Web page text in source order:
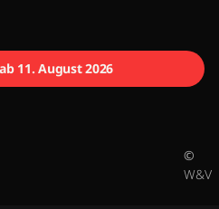
11. August 2026
©
W&V